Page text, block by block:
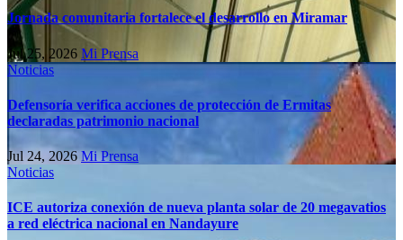
Jornada comunitaria fortalece el desarrollo en Miramar
Jul 25, 2026 Mi Prensa
Noticias
Defensoría verifica acciones de protección de Ermitas
declaradas patrimonio nacional
Jul 24, 2026Mi Prensa
Noticias
ICE autoriza conexión de nueva planta solar de 20 megavatios
a red eléctrica nacional en Nandayure